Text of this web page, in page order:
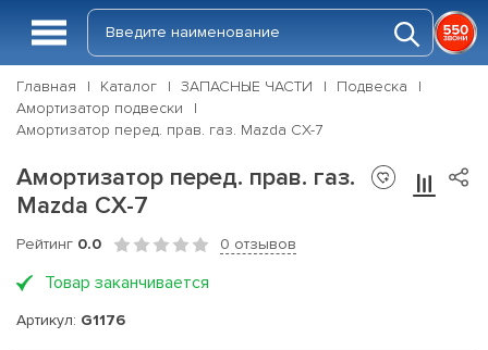
Главная Каталог ЗАПАСНЫЕ ЧАСТИ
Подвеска
Амортизатор подвески
Амортизатор перед. прав. газ. Mazda CX-7
Амортизатор перед. прав. газ.
Mazda CX-7
Рейтинг 0.0 0 отзывов
Товар заканчивается
Артикул: G1176